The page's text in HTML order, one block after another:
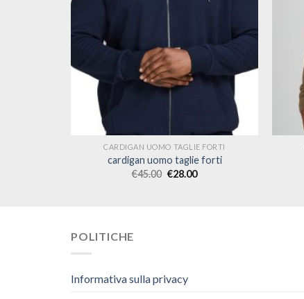
CARDIGAN UOMO TAGLIE FORTI
cardigan uomo taglie forti
€45.00 €28.00
POLITICHE
Informativa sulla privacy